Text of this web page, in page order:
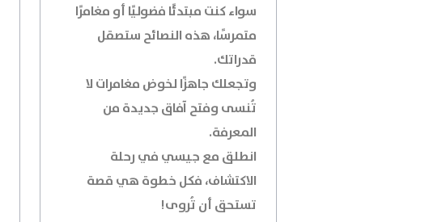
سواء كنت مبتدئًا فضوليًا أو مغامرًا
متمرسًا، هذه النصائح ستصقل
قدراتك.
وتجعلك جاهزًا لخوض مغامرات لا
تُنسى وفتح آفاق جديدة من
المعرفة.
انطلق مع جيسي في رحلة
الاكتشاف، فكل خطوة هي قصة
تستحق أن تُروى!